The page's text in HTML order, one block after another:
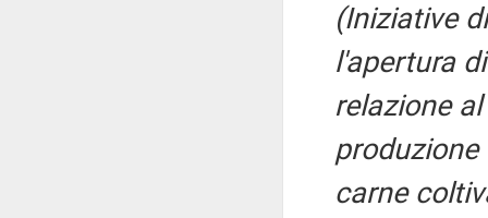
(Iniziative
l'apertura
relazione
carne